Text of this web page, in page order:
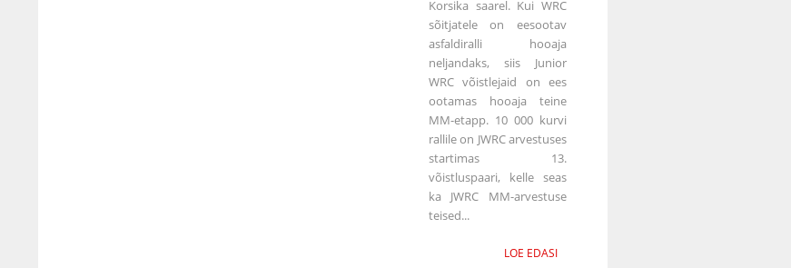
Korsika saarel. Kui WRC
sõitjatele on eesootav
asfaldiralli hooaja
neljandaks, siis Junior
WRC võistlejaid on ees
ootamas hooaja teine
MM-etapp. 10 000 kurvi
rallile on JWRC arvestuses
startimas 13.
võistluspaari, kelle seas
ka JWRC MM-arvestuse
teised...
LOE EDASI